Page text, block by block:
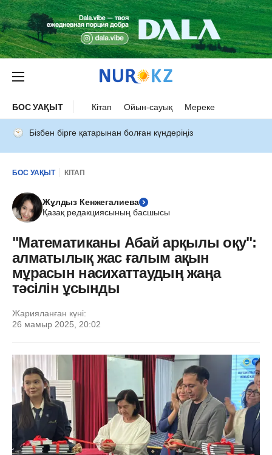
БОС УАҚЫТ Кітап Ойын-сауық Мереке
Бізбен бірге қатарынан болған күндеріңіз
БОС УАҚЫТ КІТАП
Жұлдыз Кенжегалиева
Қазақ редакциясының басшысы
"Математиканы Абай арқылы оқу":
алматылық жас ғалым ақын
мұрасын насихаттаудың жаңа
тәсілін ұсынды
Жарияланған күні:
26 мамыр 2025, 20:02